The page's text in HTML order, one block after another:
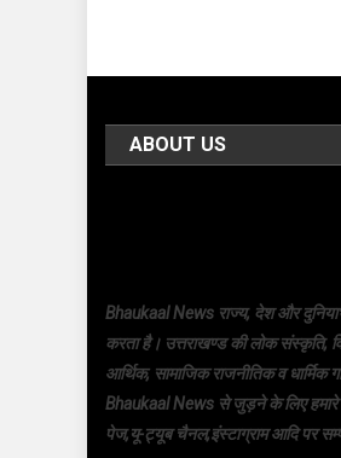
ABOUT US
Bhaukaal News राज्य, देश और
करता है। उत्तराखण्ड की लोक संस्कृति,
आर्थिक, सामाजिक राजनीतिक व धार्मिक
Bhaukaal News से जुड़ने के लिए
पेज,यू-ट्यूब चैनल,इंस्टाग्राम आदि पर